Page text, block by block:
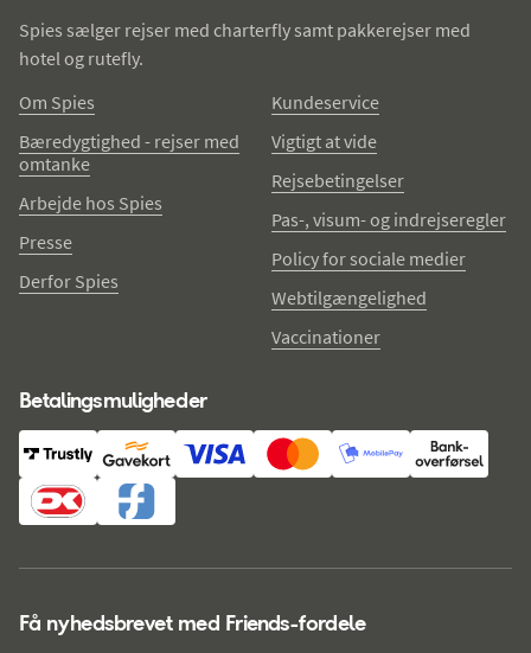
Spies sælger rejser med charterfly samt pakkerejser med
hotel og rutefly.
Om Spies
Bæredygtighed - rejser med
omtanke
Arbejde hos Spies
Presse
Derfor Spies
Kundeservice
Vigtigt at vide
Rejsebetingelser
Pas-, visum- og indrejseregler
Policy for sociale medier
Webtilgængelighed
Vaccinationer
Betalingsmuligheder
Få nyhedsbrevet med Friends-fordele